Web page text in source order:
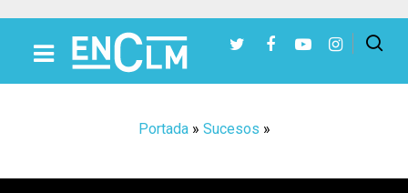
Portada» Sucesos »